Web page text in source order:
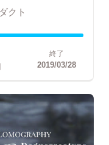
クト
終了
2019/03/28